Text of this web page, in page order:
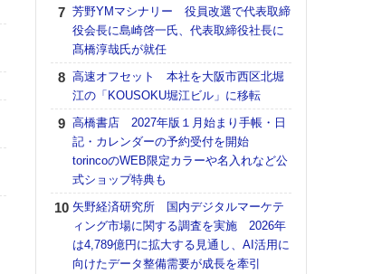
芳野YMマシナリー 役員改選で代表取締
役会長に島崎啓一氏、代表取締役社長に
髙橋淳哉氏が就任
高速オフセット 本社を大阪市西区北堀
江の「KOUSOKU堀江ビル」に移転
高橋書店 2027年版１月始まり手帳・日
記・カレンダーの予約受付を開始
torincoのWEB限定カラーや名入れなど公
式ショップ特典も
矢野経済研究所 国内デジタルマーケテ
ィング市場に関する調査を実施 2026年
は4,789億円に拡大する見通し、AI活用に
向けたデータ整備需要が成長を牽引